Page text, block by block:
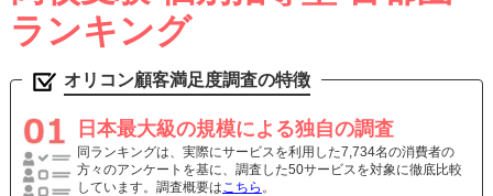
ランキング
オリコン顧客満足度調査の特徴
日本最大級の規模による独自の調査
同ランキングは、実際にサービスを利用した7,734名の消費者の
方々のアンケートを基に、調査した50サービスを対象に徹底比較
しています。調査概要はこちら 。